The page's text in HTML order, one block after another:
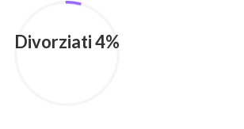
Divorziati 4%